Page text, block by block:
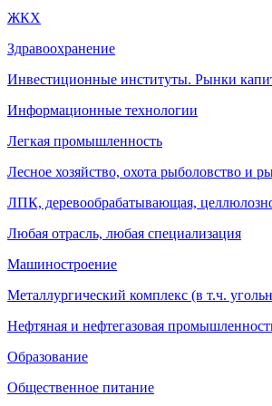
ЖКХ
Здравоохранение
Инвестиционные институты. Рынки
Информационные технологии
Легкая промышленность
Лесное хозяйство, охота рыболовство и
ЛПК, деревообрабатывающая,
Любая отрасль, любая специализация
Машиностроение
Металлургический комплекс (в т.ч.
Нефтяная и нефтегазовая
Образование
Общественное питание